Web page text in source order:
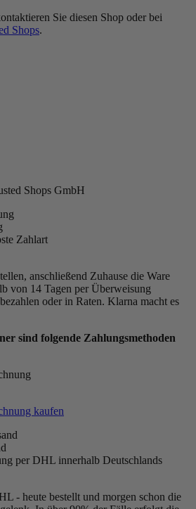
Sie diesen Shop oder bei
Shops.
Shops GmbH
Zahlart
anschließend Zuhause die Ware
von 14 Tagen per Überweisung
oder in Raten. Klarna macht es
sind folgende Zahlungsmethoden
kaufen
per DHL innerhalb Deutschlands
- heute bestellt und morgen schon die